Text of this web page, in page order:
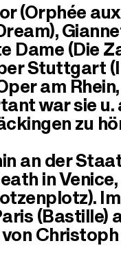
(Orphée
Dame (Die
Stuttgart
am
war sie u.
zu
an der
in
(Bastille)